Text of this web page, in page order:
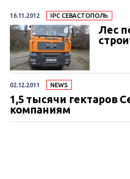
16.11.2012 IPC СЕВАСТОПОЛЬ
Лес
02.12.2011 NEWS
1,5 тысячи гектаров
компаниям